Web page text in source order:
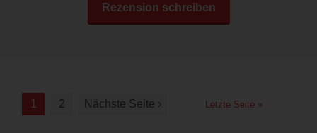
Rezension schreiben
1 2 Nächste Seite › Letzte Seite »